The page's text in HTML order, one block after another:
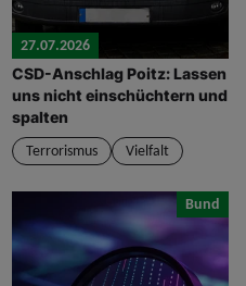
27.07.2026
CSD-Anschlag Poitz: Lassen
uns nicht einschüchtern und
spalten
Terrorismus
Vielfalt
Bund